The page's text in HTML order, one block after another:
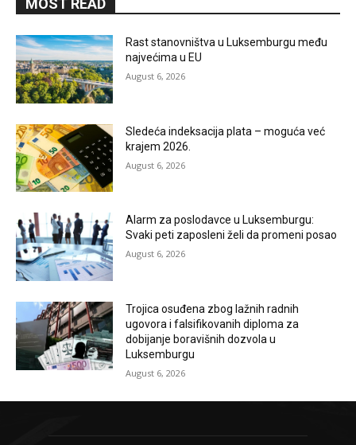
MOST READ
Rast stanovništva u Luksemburgu među
najvećima u EU
August 6, 2026
Sledeća indeksacija plata – moguća već
krajem 2026.
August 6, 2026
Alarm za poslodavce u Luksemburgu:
Svaki peti zaposleni želi da promeni posao
August 6, 2026
Trojica osuđena zbog lažnih radnih
ugovora i falsifikovanih diploma za
dobijanje boravišnih dozvola u
Luksemburgu
August 6, 2026